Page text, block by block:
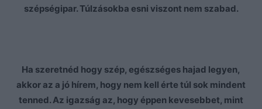
szépségipar. Túlzásokba esni viszont nem szabad.
Ha szeretnéd hogy szép, egészséges hajad legyen,
akkor az a jó hírem, hogy nem kell érte túl sok mindent
tenned. Az igazság az, hogy éppen kevesebbet, mint